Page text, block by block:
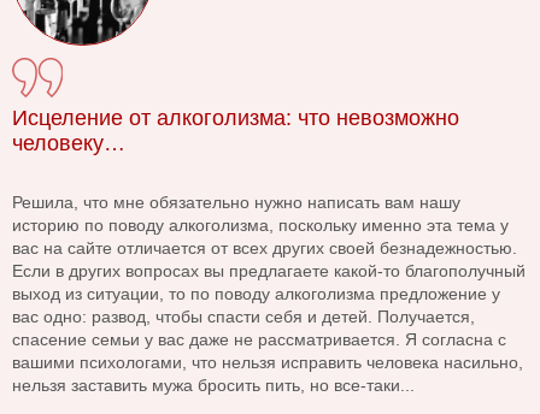
Исцеление от алкоголизма: что невозможно
человеку…
Решила, что мне обязательно нужно написать вам нашу
историю по поводу алкоголизма, поскольку именно эта тема у
вас на сайте отличается от всех других своей безнадежностью.
Если в других вопросах вы предлагаете какой-то благополучный
выход из ситуации, то по поводу алкоголизма предложение у
вас одно: развод, чтобы спасти себя и детей. Получается,
спасение семьи у вас даже не рассматривается. Я согласна с
вашими психологами, что нельзя исправить человека насильно,
нельзя заставить мужа бросить пить, но все-таки...